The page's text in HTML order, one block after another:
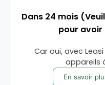
Dans 24 mois
pour avoir
Car oui, avec
appareils
En savoir